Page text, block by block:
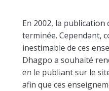
En 2002, la publication
terminée. Cependant,
inestimable de ces
Dhagpo a souhaité
en le publiant sur le
afin que ces